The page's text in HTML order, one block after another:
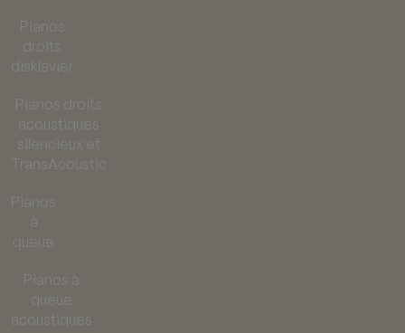
Pianos
droits
disklavier
Pianos droits
acoustiques
silencieux et
TransAcoustic
Pianos
à
queue
Pianos à
queue
acoustiques